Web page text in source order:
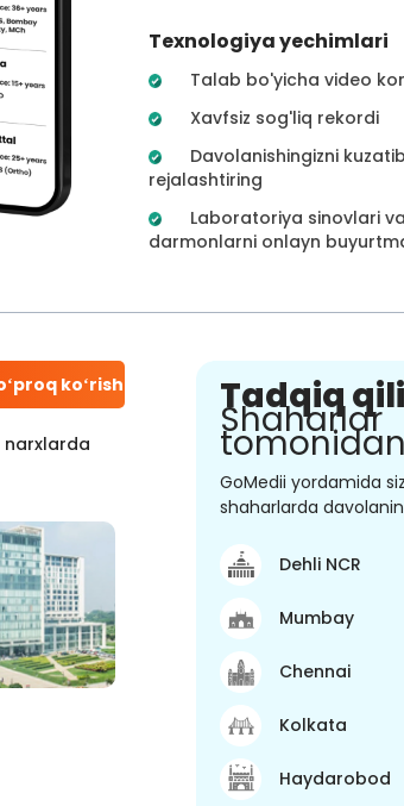
Texnologiya yechimlari
Talab bo'yicha video
Xavfsiz sog'liq rekordi
Davolanishingizni
rejalashtiring
Laboratoriya sinovlari
darmonlarni onlayn
koʻrish
narxlarda
Tadqiq
Shaharlar
tomonidan
GoMedii yordamida
shaharlarda
Dehli NCR
Mumbay
Chennai
Kolkata
Haydarobod